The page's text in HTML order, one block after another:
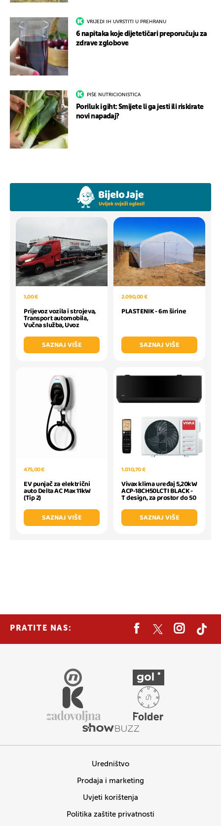
VRIJEDI IH UVRSTITI U PREHRANU
6 napitaka koje dijetetičari preporučuju za
zdrave zglobove
PIŠE NUTRICIONISTICA
Poriluk i giht: Smijete li ga jesti ili riskirate
novi napadaj?
1,00 €
Prijevoz vozila i strojeva,
Transport automobila,
Vučna služba, Uvoz
SAZNAJ VIŠE
2.090,00 €
PLASTENIK - 6m širine
SAZNAJ VIŠE
475,00 €
EV punjač za električni
auto Delta AC Max 11kW
(Tip 2)
SAZNAJ VIŠE
1.010,70 €
Vivax klima uređaj 5,20kW
ACP-18CH50LCTI BLACK -
T design, za prostor do 50
SAZNAJ VIŠE
PRATITE NAS:
Uredništvo
Prodaja i marketing
Uvjeti korištenja
Politika zaštite privatnosti